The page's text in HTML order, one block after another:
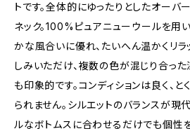
トです。全体的にゆったりとしたオーバ
ネック。100%ピュアニューウールを用
かな風合いに優れ、たいへん温かくリ
しみいただけ、複数の色が混じり合っ
も印象的です。コンディションは良く、
られません。シルエットのバランスが現
ルなボトムスに合わせるだけでも個性を